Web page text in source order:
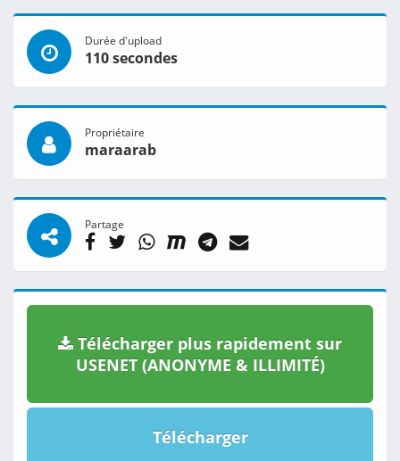
Durée d'upload
110 secondes
Propriétaire
maraarab
Partage
Télécharger plus rapidement sur
USENET (ANONYME & ILLIMITÉ)
Télécharger